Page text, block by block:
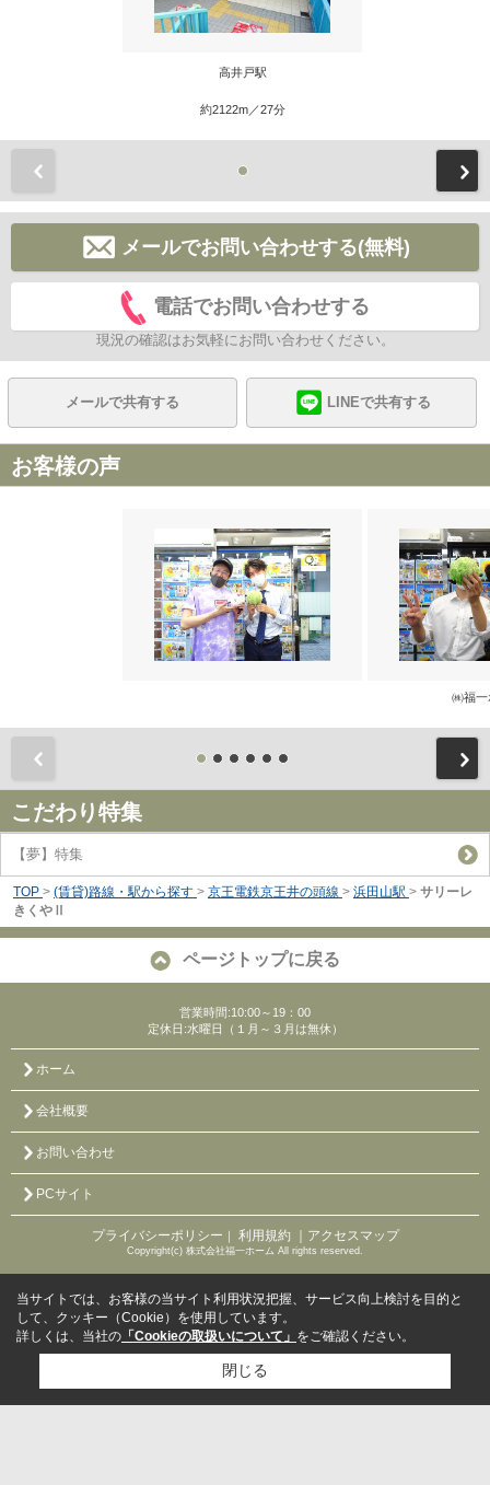
高井戸駅
約2122m／27分
メールでお問い合わせする(無料)
電話でお問い合わせする
現況の確認はお気軽にお問い合わせください。
メールで共有する LINEで共有する
お客様の声
㈱福一
こだわり特集
【夢】特集
TOP > (賃貸)路線・駅から探す > 京王電鉄京王井の頭線 > 浜田山駅 > サリーレ
きくやⅡ
ページトップに戻る
営業時間:10:00～19：00
定休日:水曜日（１月～３月は無休）
ホーム
会社概要
お問い合わせ
PCサイト
プライバシーポリシー ｜ 利用規約 ｜アクセスマップ
Copyright(c) 株式会社福一ホーム All rights reserved.
当サイトでは、お客様の当サイト利用状況把握、サービス向上検討を目的と
して、クッキー（Cookie）を使用しています。
詳しくは、当社の 「Cookieの取扱いについて」 をご確認ください。
閉じる